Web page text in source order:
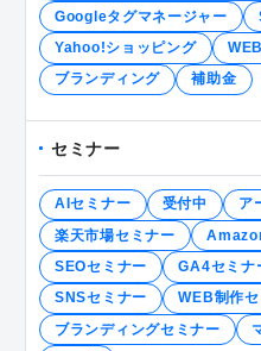
Googleタグマネージャー
Yahoo!ショッピング
ブランディング
補助金
セミナー
AIセミナー 受付中
ア
楽天市場セミナー
SEOセミナー
GA4セミナ
SNSセミナー
WEB制作
ブランディングセミナー